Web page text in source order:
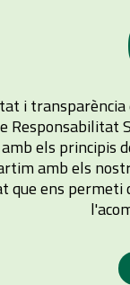
i
Responsabilitat
els principis
amb els
que ens permeti